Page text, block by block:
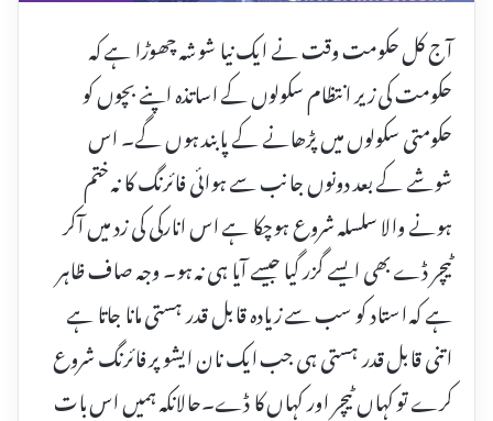
آج کل حکومت وقت نے ایک نیا شوشہ چھوڑا ہے کہ
حکومت کی زیر انتظام سکولوں کے اساتذہ اپنے بچوں کو
حکومتی سکولوں میں پڑھانے کے پابند ہوں گے۔ اس
شوشے کے بعد دونوں جانب سے ہوائی فائرنگ کا نہ ختم
ہونے والا سلسلہ شروع ہوچکا ہے اس انارکی کی زد میں آکر
ٹیچر ڈے بھی ایسے گزر گیا جیسے آیا ہی نہ ہو۔ وجہ صاف ظاہر
ہے کہ استاد کو سب سے زیادہ قابل قدر ہستی مانا جاتا ہے
اتنی قابل قدر ہستی ہی جب ایک نان ایشو پر فائرنگ شروع
کرے تو کہاں ٹیچر اور کہاں کا ڈے۔حالانکہ ہمیں اس بات